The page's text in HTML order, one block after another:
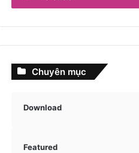
Chuyên mục
Download
Featured